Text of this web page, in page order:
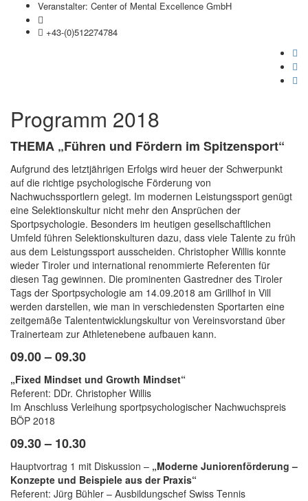
Veranstalter: Center of Mental Excellence GmbH
+43-(0)512274784
Programm 2018
THEMA „Führen und Fördern im Spitzensport“
Aufgrund des letztjährigen Erfolgs wird heuer der Schwerpunkt
auf die richtige psychologische Förderung von
Nachwuchssportlern gelegt. Im modernen Leistungssport genügt
eine Selektionskultur nicht mehr den Ansprüchen der
Sportpsychologie. Besonders im heutigen gesellschaftlichen
Umfeld führen Selektionskulturen dazu, dass viele Talente zu früh
aus dem Leistungssport ausscheiden. Christopher Willis konnte
wieder Tiroler und international renommierte Referenten für
diesen Tag gewinnen. Die prominenten Gastredner des Tiroler
Tags der Sportpsychologie am 14.09.2018 am Grillhof in Vill
werden darstellen, wie man in verschiedensten Sportarten eine
zeitgemäße Talententwicklungskultur von Vereinsvorstand über
Trainerteam zur Athletenebene aufbauen kann.
09.00 – 09.30
„Fixed Mindset und Growth Mindset“
Referent: DDr. Christopher Willis
Im Anschluss Verleihung sportpsychologischer Nachwuchspreis
BÖP 2018
09.30 – 10.30
Hauptvortrag 1 mit Diskussion – „Moderne Juniorenförderung –
Konzepte und Beispiele aus der Praxis“
Referent: Jürg Bühler – Ausbildungschef Swiss Tennis